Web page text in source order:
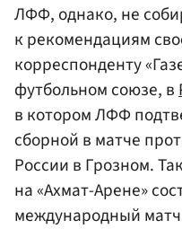
ЛФФ, однако, не
к рекомендациям
корреспонденту
футбольном союзе, в
в котором ЛФФ
сборной в матче
России в Грозном.
на «Ахмат-Арене»
международный